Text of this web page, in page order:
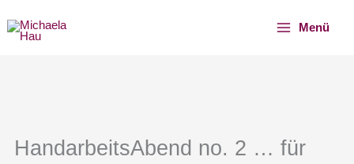
Inhalt
Menü
HandarbeitsAbend no. 2 … für